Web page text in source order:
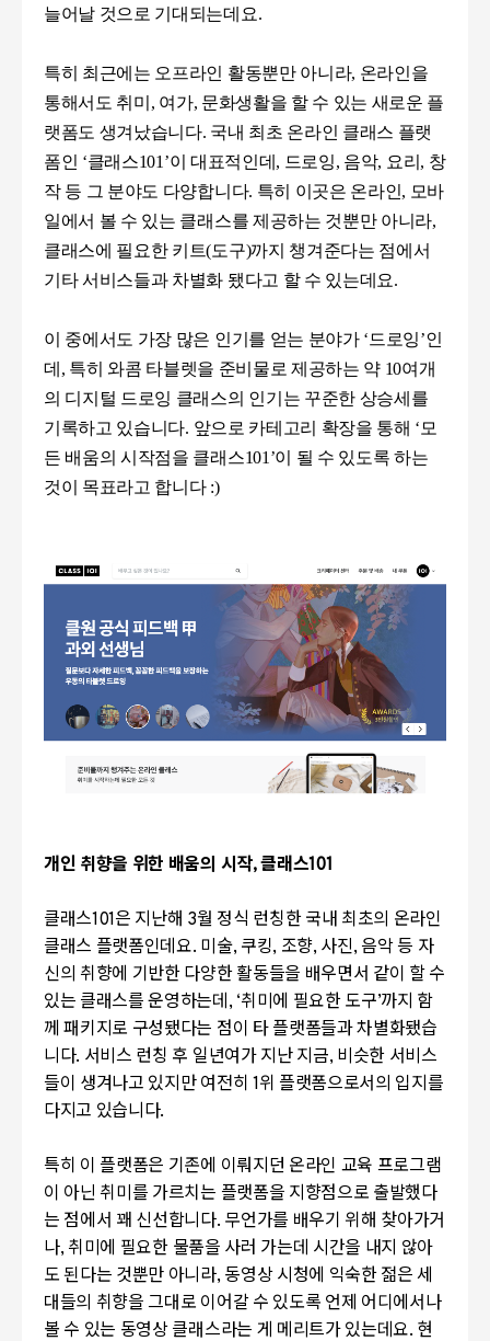
늘어날 것으로 기대되는데요.
특히 최근에는 오프라인 활동뿐만 아니라, 온라인을
통해서도 취미 , 여가, 문화생활을 할 수 있는 새로운 플
랫폼도 생겨났습니다. 국내 최초 온라인 클래스 플랫
폼인 ‘클래스101’이 대표적인데 , 드로잉, 음악, 요리 , 창
작 등 그 분야도 다양합니다. 특히 이곳은 온라인, 모바
일에서 볼 수 있는 클래스를 제공하는 것뿐만 아니라,
클래스에 필요한 키트(도구)까지 챙겨준다는 점에서
기타 서비스들과 차별화 됐다고 할 수 있는데요.
이 중에서도 가장 많은 인기를 얻는 분야가 ‘드로잉’인
데 , 특히 와콤 타블렛을 준비물로 제공하는 약 10여개
의 디지털 드로잉 클래스의 인기는 꾸준한 상승세를
기록하고 있습니다. 앞으로 카테고리 확장을 통해 ‘ 모
든 배움의 시작점을 클래스101’이 될 수 있도록 하는
것이 목표라고 합니다 :)
개인 취향을 위한 배움의 시작,클래스101
클래스101은 지난해 3월 정식 런칭한 국내 최초의 온라인
클래스 플랫폼인데요. 미술, 쿠킹, 조향, 사진, 음악 등 자
신의 취향에 기반한 다양한 활동들을 배우면서 같이 할 수
있는 클래스를 운영하는데 , ‘취미에 필요한 도구’까지 함
께 패키지로 구성됐다는 점이 타 플랫폼들과 차별화됐습
니다. 서비스 런칭 후 일년여가 지난 지금, 비슷한 서비스
들이 생겨나고 있지만 여전히 1위 플랫폼으로서의 입지를
다지고 있습니다.
특히 이 플랫폼은 기존에 이뤄지던 온라인 교육 프로그램
이 아닌 취미를 가르치는 플랫폼을 지향점으로 출발했다
는 점에서 꽤 신선합니다. 무언가를 배우기 위해 찾아가거
나, 취미에 필요한 물품을 사러 가는데 시간을 내지 않아
도 된다는 것뿐만 아니라, 동영상 시청에 익숙한 젊은 세
대들의 취향을 그대로 이어갈 수 있도록 언제 어디에서나
볼 수 있는 동영상 클래스라는 게 메리트가 있는데요. 현